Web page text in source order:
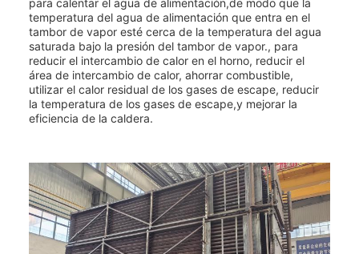
para calentar el agua de alimentación,de modo que la
temperatura del agua de alimentación que entra en el
tambor de vapor esté cerca de la temperatura del agua
saturada bajo la presión del tambor de vapor., para
reducir el intercambio de calor en el horno, reducir el
área de intercambio de calor, ahorrar combustible,
utilizar el calor residual de los gases de escape, reducir
la temperatura de los gases de escape,y mejorar la
eficiencia de la caldera.